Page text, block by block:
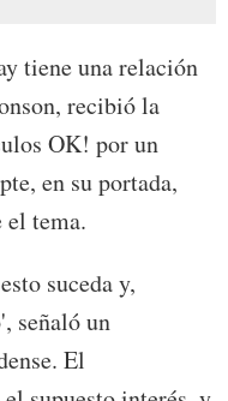
tiene una relación
recibió la
OK! por un
en su portada,
el tema.
suceda y,
señaló un
El